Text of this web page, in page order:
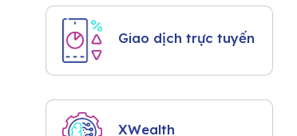
Giao dịch trực tuyến
XWealth